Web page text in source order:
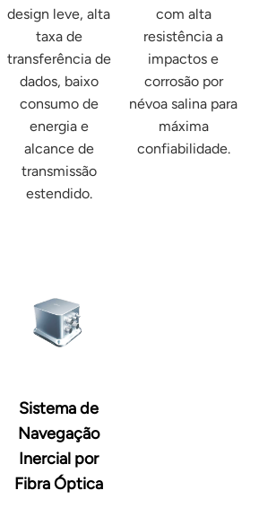
design leve, alta
taxa de
transferência de
dados, baixo
consumo de
energia e
alcance de
transmissão
estendido.
com alta
resistência a
impactos e
corrosão por
névoa salina para
máxima
confiabilidade.
Sistema de
Navegação
Inercial por
Fibra Óptica